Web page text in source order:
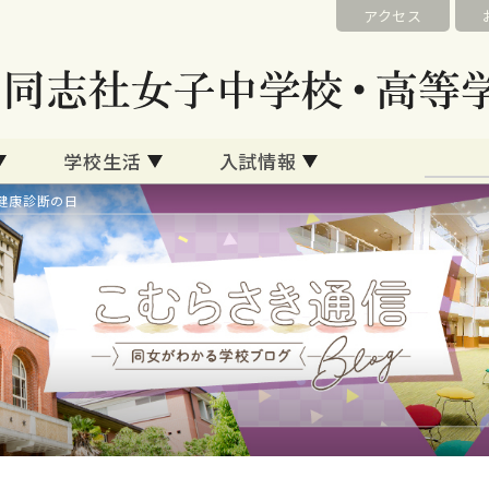
アクセス
学校生活 入試情報
康診断の日